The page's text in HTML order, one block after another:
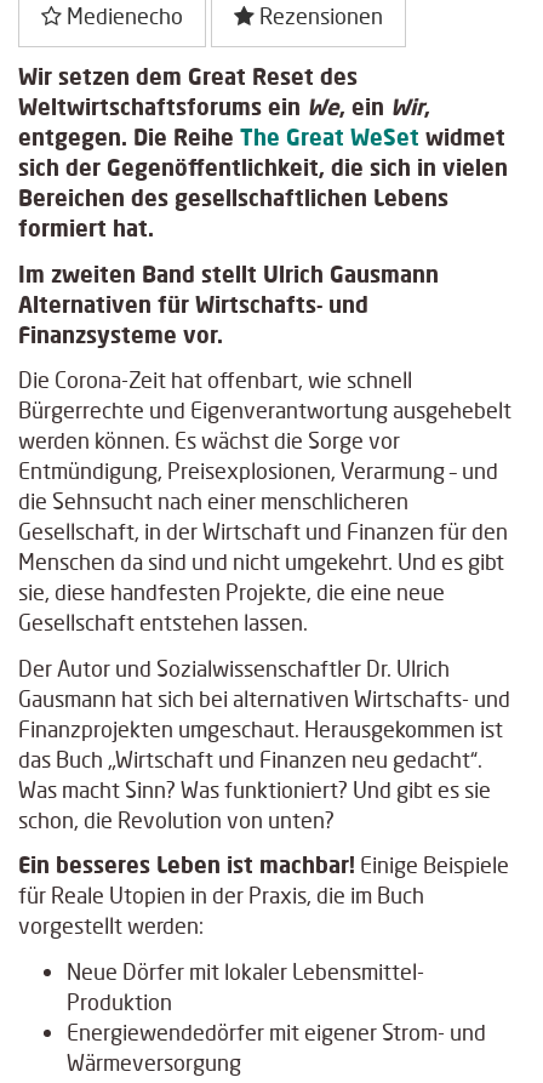
Medienecho Rezensionen
Wir setzen dem Great Reset des
Weltwirtschaftsforums ein We, ein Wir,
entgegen. Die Reihe The Great WeSet widmet
sich der Gegenöffentlichkeit, die sich in vielen
Bereichen des gesellschaftlichen Lebens
formiert hat.
Im zweiten Band stellt Ulrich Gausmann
Alternativen für Wirtschafts- und
Finanzsysteme vor.
Die Corona-Zeit hat offenbart, wie schnell
Bürgerrechte und Eigenverantwortung ausgehebelt
werden können. Es wächst die Sorge vor
Entmündigung, Preisexplosionen, Verarmung – und
die Sehnsucht nach einer menschlicheren
Gesellschaft, in der Wirtschaft und Finanzen für den
Menschen da sind und nicht umgekehrt. Und es gibt
sie, diese handfesten Projekte, die eine neue
Gesellschaft entstehen lassen.
Der Autor und Sozialwissenschaftler Dr. Ulrich
Gausmann hat sich bei alternativen Wirtschafts- und
Finanzprojekten umgeschaut. Herausgekommen ist
das Buch „Wirtschaft und Finanzen neu gedacht“.
Was macht Sinn? Was funktioniert? Und gibt es sie
schon, die Revolution von unten?
Ein besseres Leben ist machbar! Einige Beispiele
für Reale Utopien in der Praxis, die im Buch
vorgestellt werden:
Neue Dörfer mit lokaler Lebensmittel-
Produktion
Energiewendedörfer mit eigener Strom- und
Wärmeversorgung